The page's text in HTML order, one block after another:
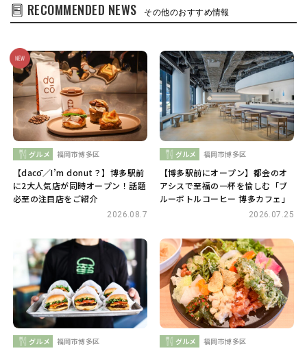
RECOMMENDED NEWS その他のおすすめ情報
グルメ 福岡市博多区
【dacō／I’m donut？】博多駅前
に2大人気店が同時オープン！話題
必至の注目店をご紹介
2026.08.7
グルメ 福岡市博多区
【博多駅前にオープン】都会のオ
アシスで至福の一杯を愉しむ「ブ
ルーボトルコーヒー 博多カフェ」
2026.07.25
グルメ 福岡市博多区 グルメ 福岡市博多区